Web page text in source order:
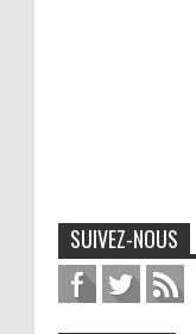
SUIVEZ-NOUS